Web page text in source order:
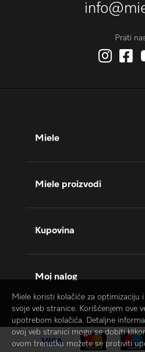
Prati
Miele
Miele proizvodi
Kupovina
Moj nalog
Miele koristi kolačiće za optimizaciju
svoje veb stranice. Korišćenjem ove
upotrebom kolačića. Detaljne
ovoj veb stranici mogu se dobiti
ovom trenutku možete se protiviti